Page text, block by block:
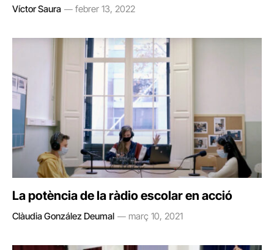
Víctor Saura febrer 13, 2022
La potència de la ràdio escolar en acció
Clàudia González Deumal març 10, 2021